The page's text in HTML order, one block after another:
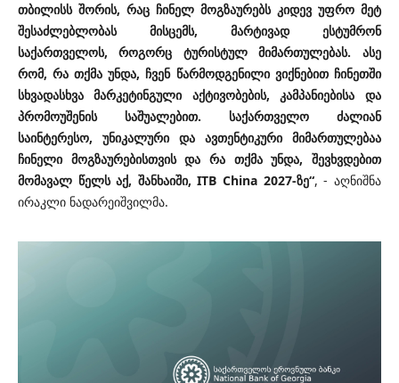
თბილისს შორის, რაც ჩინელ მოგზაურებს კიდევ უფრო მეტ
შესაძლებლობას მისცემს, მარტივად ესტუმრონ
საქართველოს, როგორც ტურისტულ მიმართულებას. ასე
რომ, რა თქმა უნდა, ჩვენ წარმოდგენილი ვიქნებით ჩინეთში
სხვადასხვა მარკეტინგული აქტივობების, კამპანიებისა და
პრომოუშენის საშუალებით. საქართველო ძალიან
საინტერესო, უნიკალური და ავთენტიკური მიმართულებაა
ჩინელი მოგზაურებისთვის და რა თქმა უნდა, შევხვდებით
მომავალ წელს აქ, შანხაიში, ITB China 2027-ზე“, - აღნიშნა
ირაკლი ნადარეიშვილმა.